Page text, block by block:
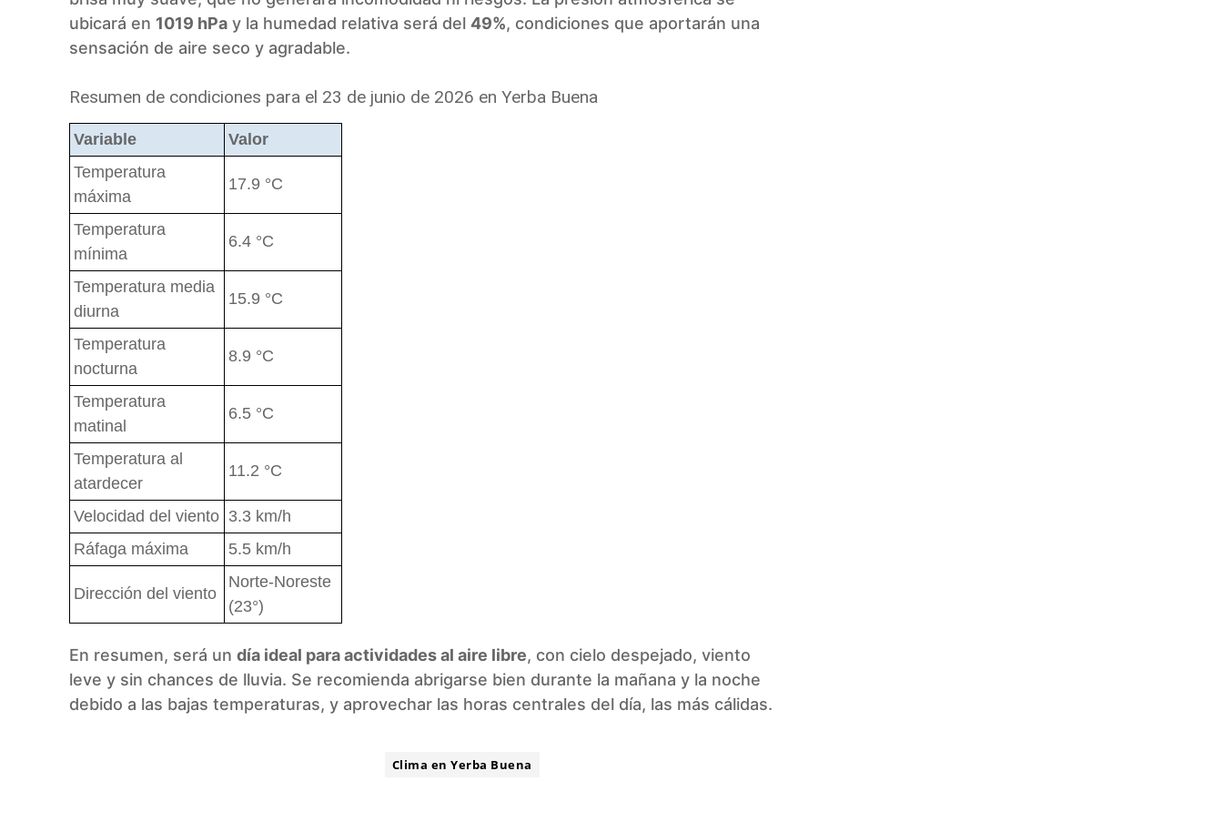
ubicará en 1019 hPa y la humedad relativa será del 49%, condiciones que aportarán una
sensación de aire seco y agradable.
Resumen de condiciones para el 23 de junio de 2026 en Yerba Buena
Variable
Valor
Temperatura
máxima
17.9 °C
Temperatura
mínima
6.4 °C
Temperatura media
diurna
15.9 °C
Temperatura
nocturna
8.9 °C
Temperatura
matinal
6.5 °C
Temperatura al
atardecer
11.2 °C
Velocidad del viento 3.3 km/h
Ráfaga máxima
5.5 km/h
Dirección del viento
Norte-Noreste
(23°)
En resumen, será un día ideal para actividades al aire libre, con cielo despejado, viento
leve y sin chances de lluvia. Se recomienda abrigarse bien durante la mañana y la noche
debido a las bajas temperaturas, y aprovechar las horas centrales del día, las más cálidas.
Clima en Yerba Buena